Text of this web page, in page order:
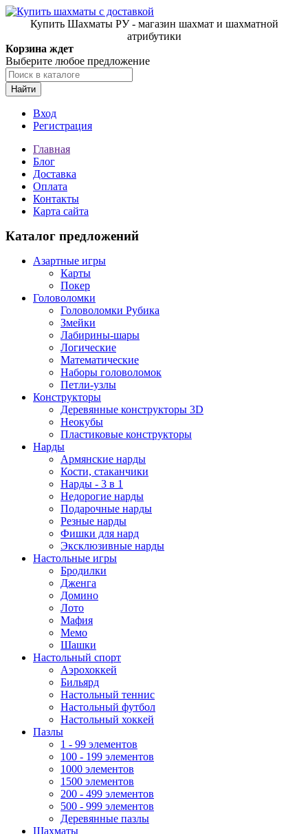
Купить Шахматы РУ - магазин шахмат и шахматной
атрибутики
Корзина ждет
Выберите любое предложение
Найти
Вход
Регистрация
Главная
Блог
Доставка
Оплата
Контакты
Карта сайта
Каталог предложений
Азартные игры
Карты
Покер
Головоломки
Головоломки Рубика
Змейки
Лабирины-шары
Логические
Математические
Наборы головоломок
Петли-узлы
Конструкторы
Деревянные конструкторы 3D
Неокубы
Пластиковые конструкторы
Нарды
Армянские нарды
Кости, стаканчики
Нарды - 3 в 1
Недорогие нарды
Подарочные нарды
Резные нарды
Фишки для нард
Эксклюзивные нарды
Настольные игры
Бродилки
Дженга
Домино
Лото
Мафия
Мемо
Шашки
Настольный спорт
Аэрохоккей
Бильярд
Настольный теннис
Настольный футбол
Настольный хоккей
Пазлы
1 - 99 элементов
100 - 199 элементов
1000 элементов
1500 элементов
200 - 499 элементов
500 - 999 элементов
Деревянные пазлы
Шахматы